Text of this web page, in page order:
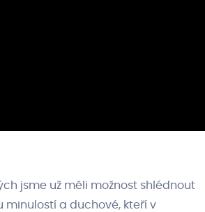
jsme už měli možnost shlédnout
minulostí a duchové, kteří v